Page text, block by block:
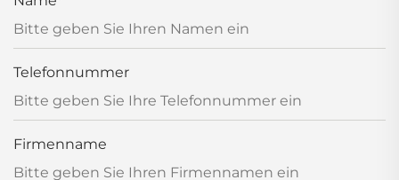
Telefonnummer
Firmenname